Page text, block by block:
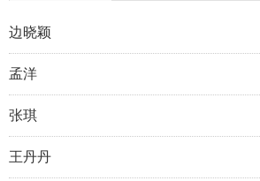
边晓颖
孟洋
张琪
王丹丹